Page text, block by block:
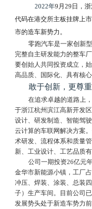
2022年9月29日，
代码在港交所主板挂牌上
市的造车新势力。
零跑汽车是一家创新
完整自主研发能力的整车
要创始人共同投资成立，
高品质、国际化、具有核
敢于创新，更尊
在追求卓越的道路上
于浙江杭州滨江高新开发
设计、研发制造、智能驾
云计算的车联网解决方案
术研发、流程体系和质量
新、工业设计、工艺品质有
公司一期投资26亿元
金华市新能源小镇，工厂
冲压、焊装、涂装、总装
子）生产车间。目前公司
发展势头处于新造车势力前